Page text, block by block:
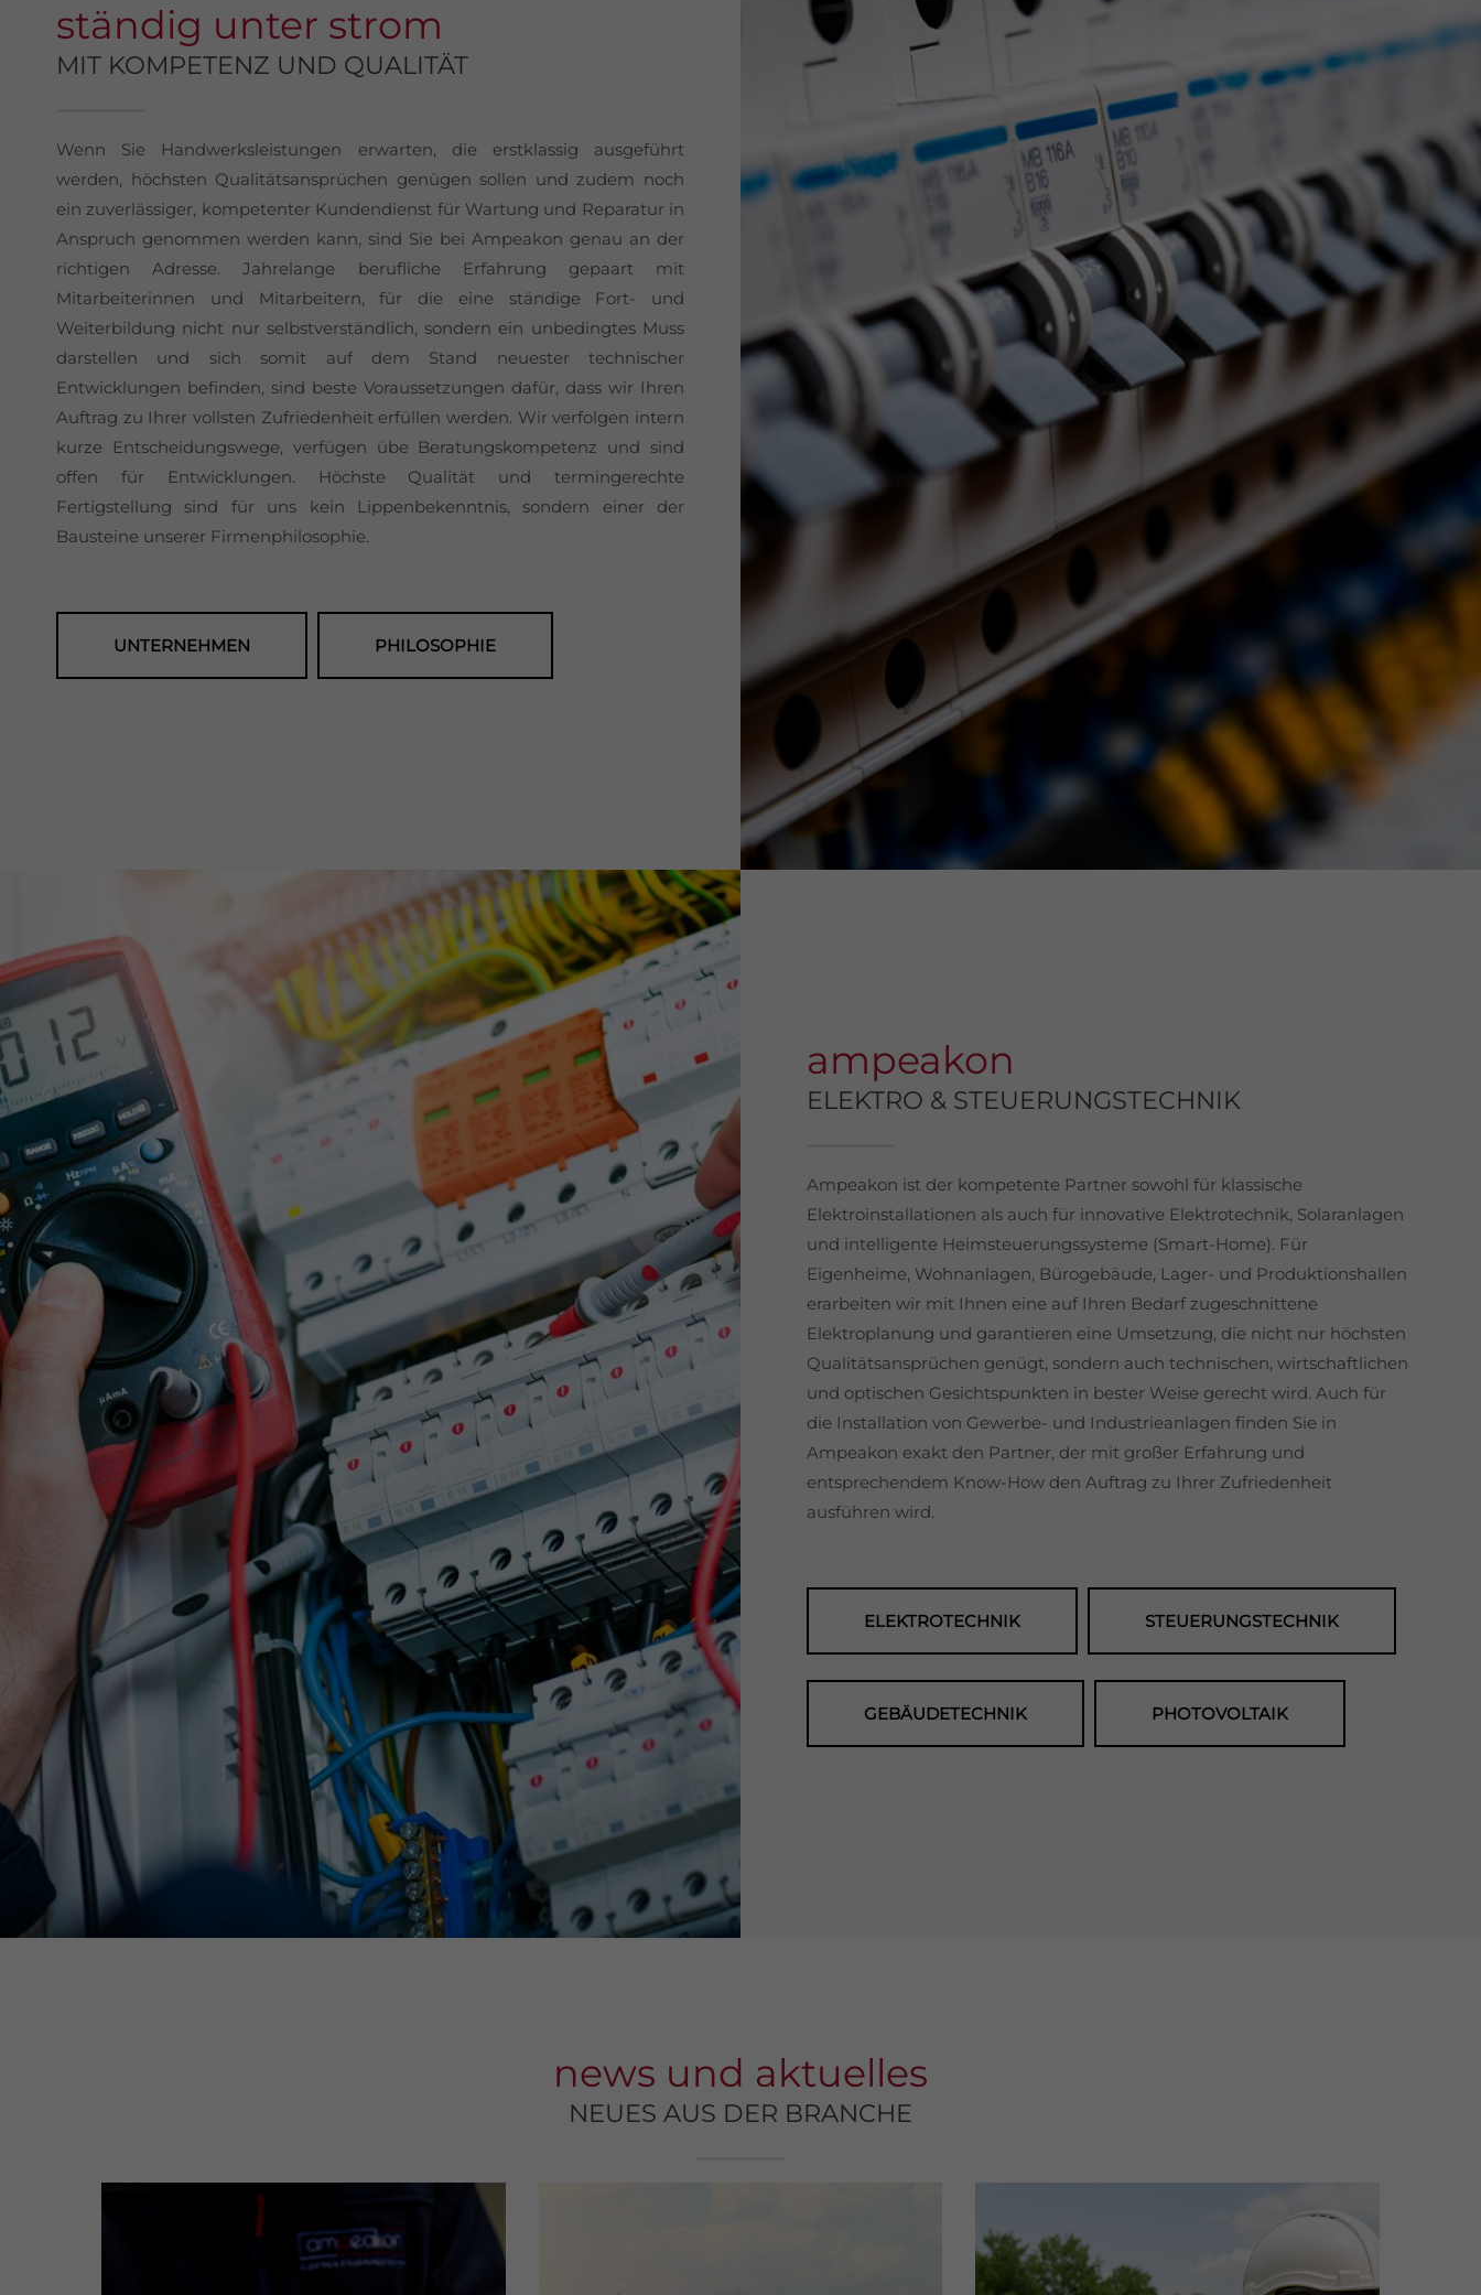
ständig unter strom
MIT KOMPETENZ UND QUALITÄT
Wenn Sie Handwerksleistungen erwarten, die erstklassig ausgeführt
werden, höchsten Qualitätsansprüchen genügen sollen und zudem noch
ein zuverlässiger, kompetenter Kundendienst für Wartung und Reparatur in
Anspruch genommen werden kann, sind Sie bei Ampeakon genau an der
richtigen Adresse. Jahrelange berufliche Erfahrung gepaart mit
Mitarbeiterinnen und Mitarbeitern, für die eine ständige Fort- und
Weiterbildung nicht nur selbstverständlich, sondern ein unbedingtes Muss
darstellen und sich somit auf dem Stand neuester technischer
Entwicklungen befinden, sind beste Voraussetzungen dafür, dass wir Ihren
Auftrag zu Ihrer vollsten Zufriedenheit erfüllen werden. Wir verfolgen intern
kurze Entscheidungswege, verfügen übe Beratungskompetenz und sind
offen für Entwicklungen. Höchste Qualität und termingerechte
Fertigstellung sind für uns kein Lippenbekenntnis, sondern einer der
Bausteine unserer Firmenphilosophie.
UNTERNEHMEN PHILOSOPHIE
ampeakon
ELEKTRO & STEUERUNGSTECHNIK
Ampeakon ist der kompetente Partner sowohl für klassische
Elektroinstallationen als auch für innovative Elektrotechnik, Solaranlagen
und intelligente Heimsteuerungssysteme (Smart-Home). Für
Eigenheime, Wohnanlagen, Bürogebäude, Lager- und Produktionshallen
erarbeiten wir mit Ihnen eine auf Ihren Bedarf zugeschnittene
Elektroplanung und garantieren eine Umsetzung, die nicht nur höchsten
Qualitätsansprüchen genügt, sondern auch technischen, wirtschaftlichen
und optischen Gesichtspunkten in bester Weise gerecht wird. Auch für
die Installation von Gewerbe- und Industrieanlagen finden Sie in
Ampeakon exakt den Partner, der mit großer Erfahrung und
entsprechendem Know-How den Auftrag zu Ihrer Zufriedenheit
ausführen wird.
ELEKTROTECHNIK STEUERUNGSTECHNIK
GEBÄUDETECHNIK PHOTOVOLTAIK
news und aktuelles
NEUES AUS DER BRANCHE
Impulse für Heute. Prozesse für Morgen.
Heute sagen wir Danke an alle, die mit
Herz und Verstand anpacken...
Ein Fundament für Vertrauen in
Drensteinfurt
Seit nunmehr 20 Jahren sind wir
erfolgreich an unserem aktuellen